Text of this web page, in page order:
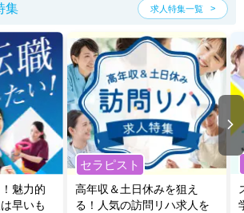
集 求人特集一覧
魅力的
早いも
セラピスト
高年収＆土日休みを狙え
る！人気の訪問リハ求人を